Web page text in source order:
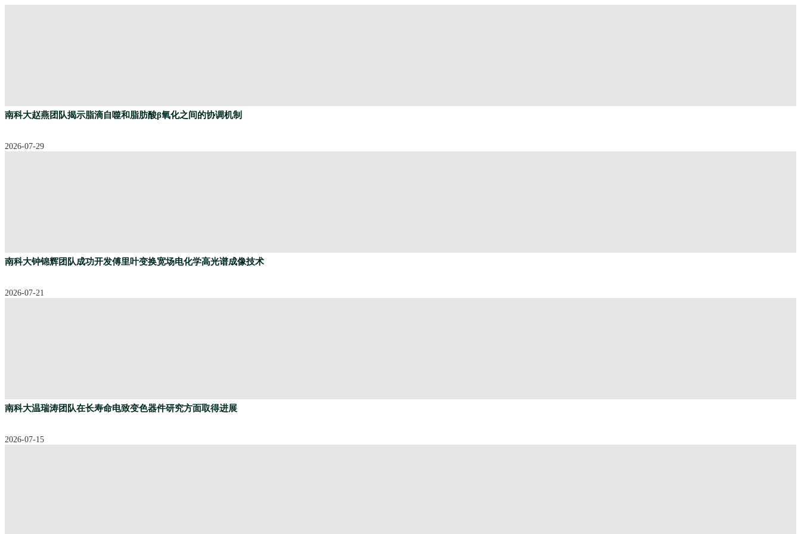
南科大赵燕团队揭示脂滴自噬和脂肪酸β氧化之间的协调机制
2026-07-29
南科大钟锦辉团队成功开发傅里叶变换宽场电化学高光谱成像技术
2026-07-21
南科大温瑞涛团队在长寿命电致变色器件研究方面取得进展
2026-07-15